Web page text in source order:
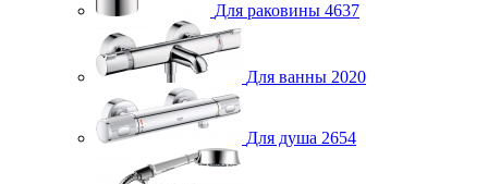
Для раковины 4637
Для ванны 2020
Для душа 2654